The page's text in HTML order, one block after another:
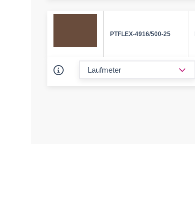
PTFLEX-4916/500-25